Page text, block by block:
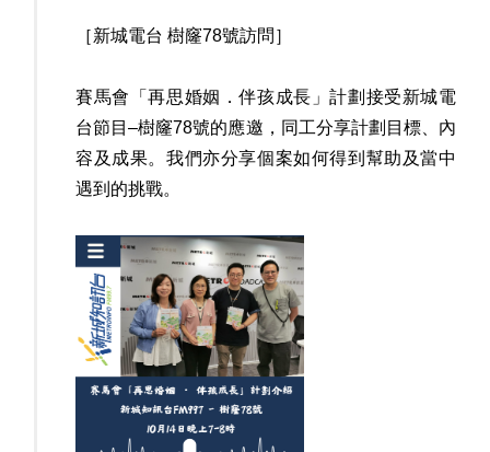
［新城電台 樹窿78號訪問］
賽馬會「再思婚姻．伴孩成長」計劃接受新城電
台節目–樹窿78號的應邀，同工分享計劃目標、內
容及成果。我們亦分享個案如何得到幫助及當中
遇到的挑戰。